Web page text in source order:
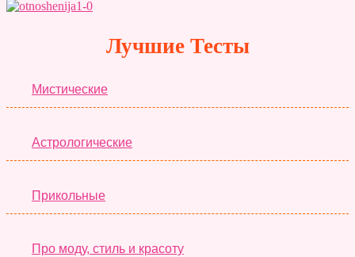
Лучшие Тесты
Мистические
Астрологические
Прикольные
Про моду, стиль и красоту